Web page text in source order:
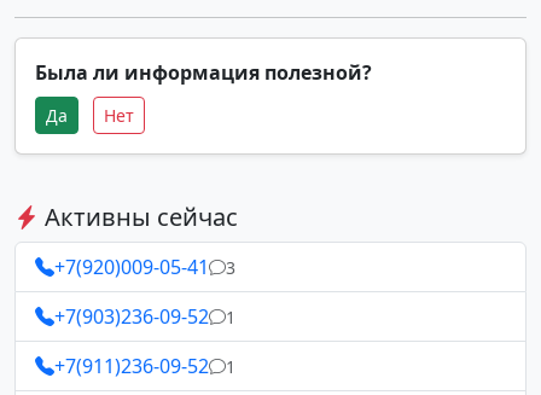
Была ли информация полезной?
Да Нет
Активны сейчас
+7(920)009-05-41 3
+7(903)236-09-52 1
+7(911)236-09-52 1